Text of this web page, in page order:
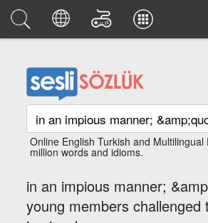
Online English Turkish and Multilingual
million words and idioms.
in an impious manner;
young members challenged